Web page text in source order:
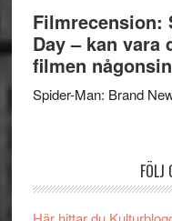
Filmrecension:
Day – kan vara
filmen någonsin
Spider-Man: Brand
FÖLJ